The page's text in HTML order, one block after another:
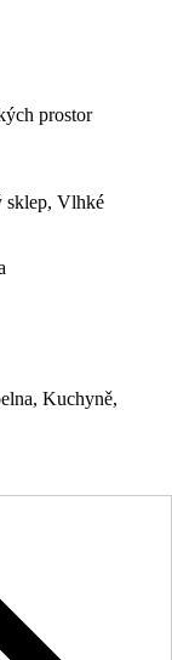
prostor
sklep, Vlhké
Kuchyně,